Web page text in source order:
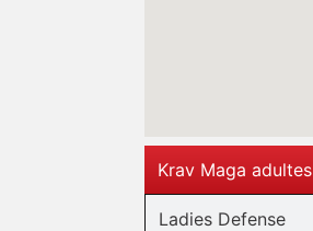
Krav Maga adultes
Ladies Defense